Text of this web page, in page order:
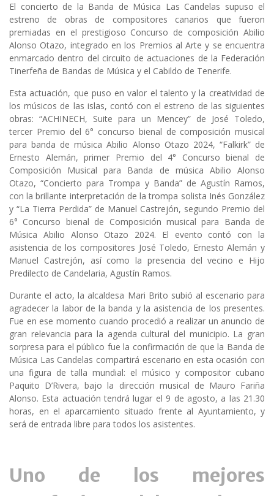
El concierto de la Banda de Música Las Candelas supuso el
estreno de obras de compositores canarios que fueron
premiadas en el prestigioso Concurso de composición Abilio
Alonso Otazo, integrado en los Premios al Arte y se encuentra
enmarcado dentro del circuito de actuaciones de la Federación
Tinerfeña de Bandas de Música y el Cabildo de Tenerife.
Esta actuación, que puso en valor el talento y la creatividad de
los músicos de las islas, contó con el estreno de las siguientes
obras: “ACHINECH, Suite para un Mencey” de José Toledo,
tercer Premio del 6° concurso bienal de composición musical
para banda de música Abilio Alonso Otazo 2024, “Falkirk” de
Ernesto Alemán, primer Premio del 4° Concurso bienal de
Composición Musical para Banda de música Abilio Alonso
Otazo, “Concierto para Trompa y Banda” de Agustín Ramos,
con la brillante interpretación de la trompa solista Inés González
y “La Tierra Perdida” de Manuel Castrejón, segundo Premio del
6° Concurso bienal de Composición musical para Banda de
Música Abilio Alonso Otazo 2024. El evento contó con la
asistencia de los compositores José Toledo, Ernesto Alemán y
Manuel Castrejón, así como la presencia del vecino e Hijo
Predilecto de Candelaria, Agustín Ramos.
Durante el acto, la alcaldesa Mari Brito subió al escenario para
agradecer la labor de la banda y la asistencia de los presentes.
Fue en ese momento cuando procedió a realizar un anuncio de
gran relevancia para la agenda cultural del municipio. La gran
sorpresa para el público fue la confirmación de que la Banda de
Música Las Candelas compartirá escenario en esta ocasión con
una figura de talla mundial: el músico y compositor cubano
Paquito D’Rivera, bajo la dirección musical de Mauro Fariña
Alonso. Esta actuación tendrá lugar el 9 de agosto, a las 21.30
horas, en el aparcamiento situado frente al Ayuntamiento, y
será de entrada libre para todos los asistentes.
Uno de los mejores